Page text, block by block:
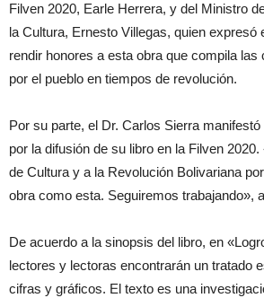
Filven 2020, Earle Herrera, y del Ministro
la Cultura, Ernesto Villegas, quien expresó
rendir honores a esta obra que compila las
por el pueblo en tiempos de revolución.
Por su parte, el Dr. Carlos Sierra
por la difusión de su libro en la Filven
de Cultura y a la Revolución Bolivariana
obra como esta. Seguiremos trabajando»,
De acuerdo a la sinopsis del libro, en
lectores y lectoras encontrarán un tratado
cifras y gráficos. El texto es una